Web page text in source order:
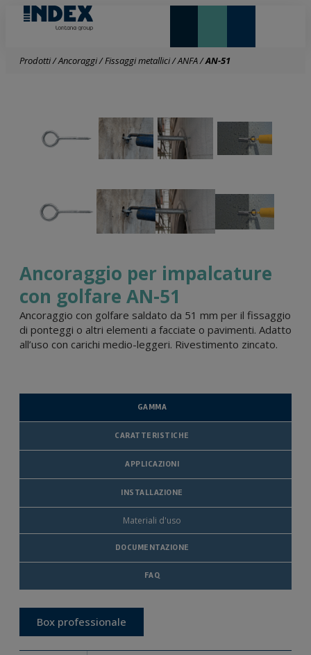
Prodotti/Ancoraggi/Fissaggi metallici/ANFA/AN-51
Ancoraggio per impalcature
con golfare AN-51
Ancoraggio con golfare saldato da 51 mm per il fissaggio
di ponteggi o altri elementi a facciate o pavimenti. Adatto
all’uso con carichi medio-leggeri. Rivestimento zincato.
GAMMA
CARATTERISTICHE
APPLICAZIONI
INSTALLAZIONE
Materiali d'uso
DOCUMENTAZIONE
FAQ
Box professionale